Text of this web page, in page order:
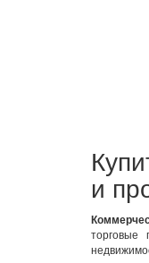
и
торговые